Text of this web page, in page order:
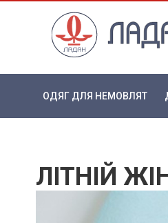
ОДЯГ ДЛЯ НЕМОВЛЯТ
ЛІТНІЙ